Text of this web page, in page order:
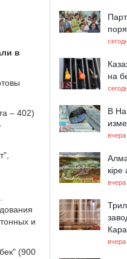
в
– 402)
и
(900
на
В
вчера
вчера
вчера